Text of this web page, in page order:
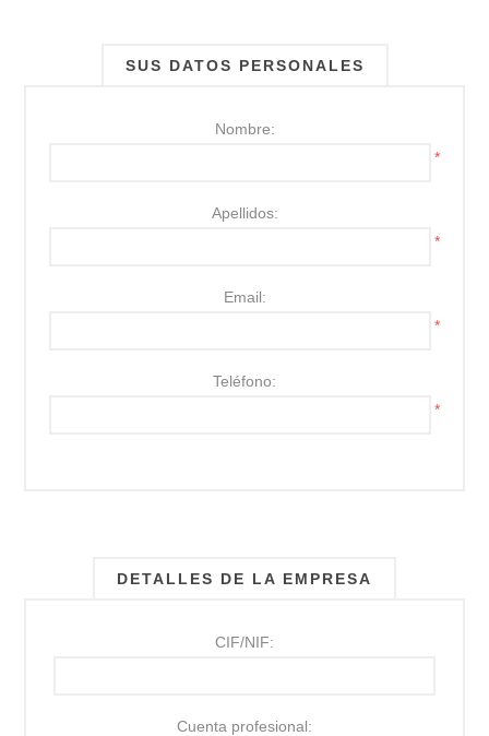
SUS DATOS PERSONALES
Nombre:
*
Apellidos:
*
Email:
*
Teléfono:
*
DETALLES DE LA EMPRESA
CIF/NIF:
Cuenta profesional: